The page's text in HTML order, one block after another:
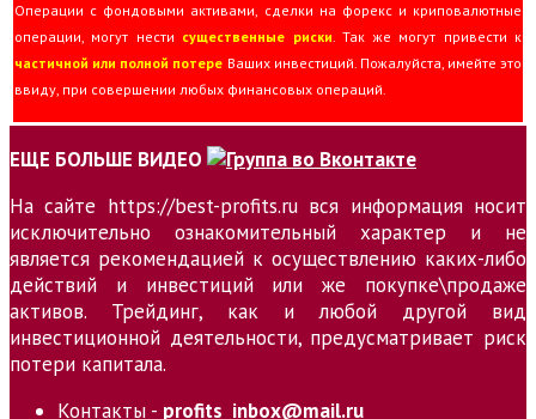
Операции с фондовыми активами, сделки на форекс и криповалютные
операции, могут нести существенные риски. Так же могут привести к
частичной или полной потере Ваших инвестиций. Пожалуйста, имейте это
ввиду, при совершении любых финансовых операций.
ЕЩЕ БОЛЬШЕ ВИДЕО
На сайте https://best-profits.ru вся информация носит
исключительно ознакомительный характер и не
является рекомендацией к осуществлению каких-либо
действий и инвестиций или же покупке\продаже
активов. Трейдинг, как и любой другой вид
инвестиционной деятельности, предусматривает риск
потери капитала.
Контакты - profits_inbox@mail.ru